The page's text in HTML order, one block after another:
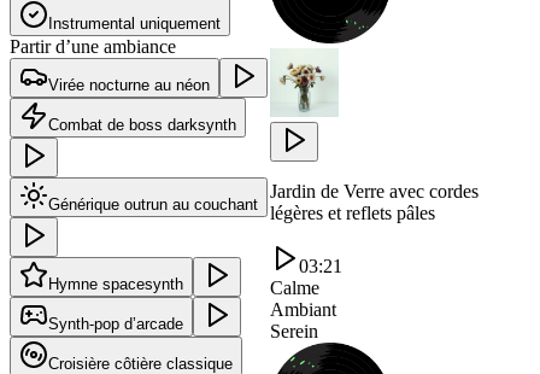
Instrumental uniquement
Partir d’une ambiance
Virée nocturne au néon
Combat de boss darksynth
Générique outrun au couchant
Hymne spacesynth
Synth-pop d’arcade
Croisière côtière classique
Jardin de Verre avec cordes
légères et reflets pâles
03:21
Calme
Ambiant
Serein